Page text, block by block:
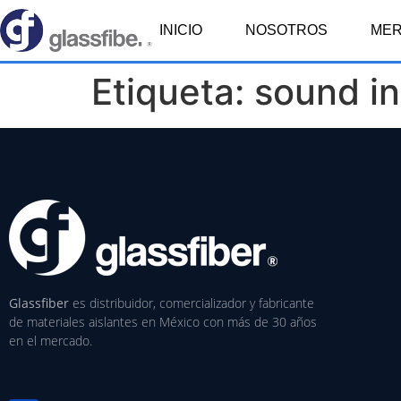
INICIO NOSOTROS
Etiqueta: sound
Glassfiber es distribuidor, comercializador y fabricante
de materiales aislantes en México con más de 30 años
en el mercado.